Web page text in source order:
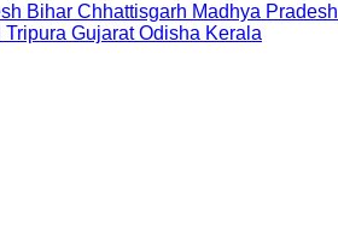
Bihar Chhattisgarh Madhya Pradesh
Tripura Gujarat Odisha Kerala